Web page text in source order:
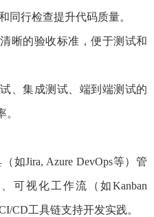
同行检查提升代码质量。
晰的验收标准，便于测试和
、集成测试、端到端测试的
如Jira, Azure DevOps等）管
可视化工作流（如Kanban
CD工具链支持开发实践。